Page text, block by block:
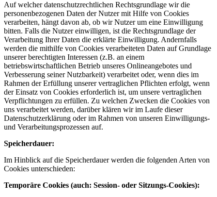
Auf welcher datenschutzrechtlichen Rechtsgrundlage wir die
personenbezogenen Daten der Nutzer mit Hilfe von Cookies
verarbeiten, hängt davon ab, ob wir Nutzer um eine Einwilligung
bitten. Falls die Nutzer einwilligen, ist die Rechtsgrundlage der
Verarbeitung Ihrer Daten die erklärte Einwilligung. Andernfalls
werden die mithilfe von Cookies verarbeiteten Daten auf Grundlage
unserer berechtigten Interessen (z.B. an einem
betriebswirtschaftlichen Betrieb unseres Onlineangebotes und
Verbesserung seiner Nutzbarkeit) verarbeitet oder, wenn dies im
Rahmen der Erfüllung unserer vertraglichen Pflichten erfolgt, wenn
der Einsatz von Cookies erforderlich ist, um unsere vertraglichen
Verpflichtungen zu erfüllen. Zu welchen Zwecken die Cookies von
uns verarbeitet werden, darüber klären wir im Laufe dieser
Datenschutzerklärung oder im Rahmen von unseren Einwilligungs-
und Verarbeitungsprozessen auf.
Speicherdauer:
Im Hinblick auf die Speicherdauer werden die folgenden Arten von
Cookies unterschieden:
Temporäre Cookies (auch: Session- oder Sitzungs-Cookies):